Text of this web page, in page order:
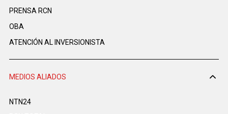
PRENSA RCN
OBA
ATENCIÓN AL INVERSIONISTA
MEDIOS ALIADOS
NTN24